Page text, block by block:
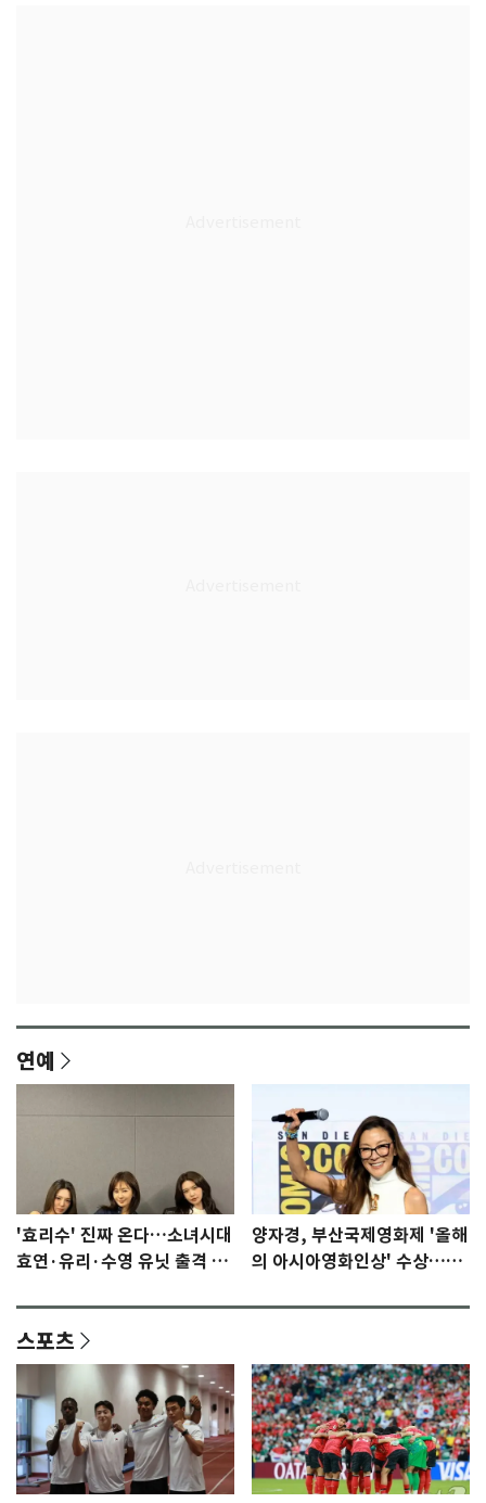
연예
'효리수' 진짜 온다…소녀시대
효연·유리·수영 유닛 출격 [N
양자경, 부산국제영화제 '올해
의 아시아영화인상' 수상…15
스포츠